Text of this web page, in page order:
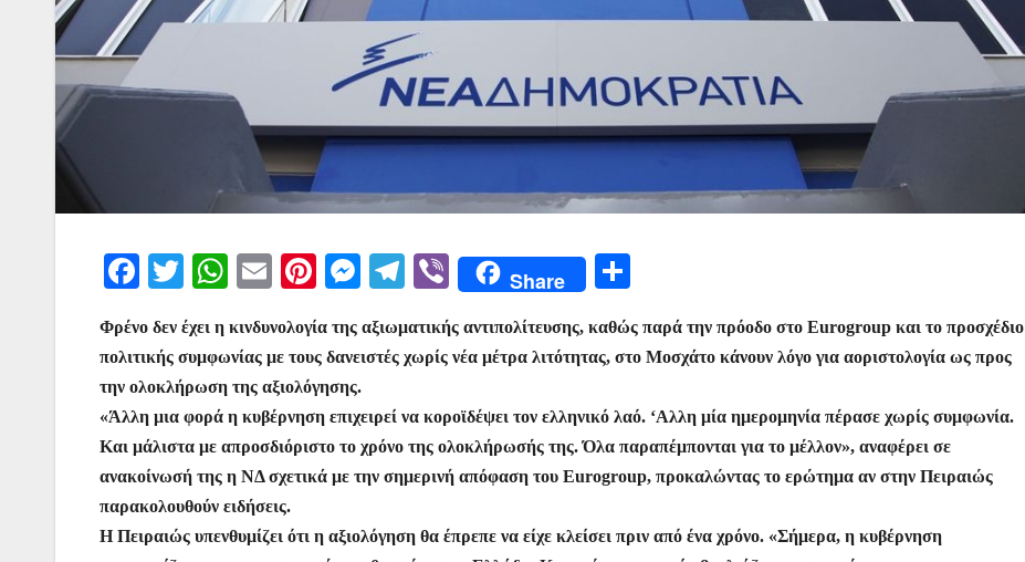
F
c
e
b
o
o
k
T
itt
er
W
at
s
A
p
p
E
ai
l
Pi
er
e
st
M
s
s
e
n
g
er
T
e
gr
a
m
Vi
b
er
Share
ρ
α
σ
τε
ίτ
Φρένο δεν έχει η κινδυνολογία της αξιωματικής αντιπολίτευσης, καθώς παρά την πρόοδο στο Eurogroup και το προσχέδιο
πολιτικής συμφωνίας με τους δανειστές χωρίς νέα μέτρα λιτότητας, στο Μοσχάτο κάνουν λόγο για αοριστολογία ως προς
την ολοκλήρωση της αξιολόγησης.
«Άλλη μια φορά η κυβέρνηση επιχειρεί να κοροϊδέψει τον ελληνικό λαό. ‘Αλλη μία ημερομηνία πέρασε χωρίς συμφωνία.
Και μάλιστα με απροσδιόριστο το χρόνο της ολοκλήρωσής της. Όλα παραπέμπονται για το μέλλον», αναφέρει σε
ανακοίνωσή της η ΝΔ σχετικά με την σημερινή απόφαση του Eurogroup, προκαλώντας το ερώτημα αν στην Πειραιώς
παρακολουθούν ειδήσεις.
Η Πειραιώς υπενθυμίζει ότι η αξιολόγηση θα έπρεπε να είχε κλείσει πριν από ένα χρόνο. «Σήμερα, η κυβέρνηση